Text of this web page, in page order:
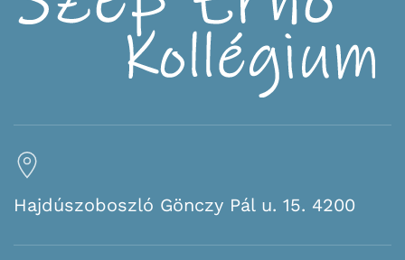
Hajdúszoboszló Gönczy Pál u. 15. 4200